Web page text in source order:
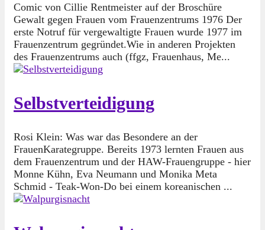
Comic von Cillie Rentmeister auf der Broschüre
Gewalt gegen Frauen vom Frauenzentrums 1976 Der
erste Notruf für vergewaltigte Frauen wurde 1977 im
Frauenzentrum gegründet.Wie in anderen Projekten
des Frauenzentrums auch (ffgz, Frauenhaus, Me...
Selbstverteidigung
Rosi Klein: Was war das Besondere an der
FrauenKarategruppe. Bereits 1973 lernten Frauen aus
dem Frauenzentrum und der HAW-Frauengruppe - hier
Monne Kühn, Eva Neumann und Monika Meta
Schmid - Teak-Won-Do bei einem koreanischen ...